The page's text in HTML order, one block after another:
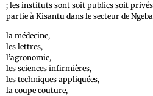
; les instituts sont soit publics soit
partie à Kisantu dans le secteur de
la médecine,
les lettres,
l’agronomie,
les sciences infirmières,
les techniques appliquées,
la coupe couture,